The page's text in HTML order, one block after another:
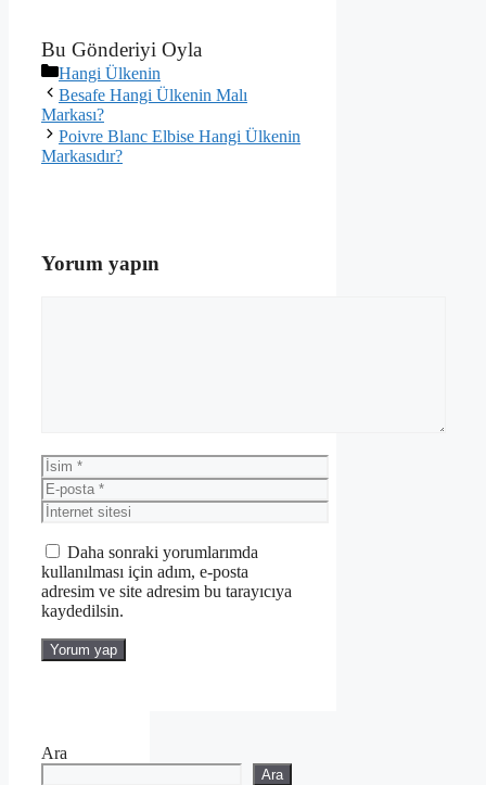
Bu Gönderiyi Oyla
Kategoriler
Hangi Ülkenin
Besafe Hangi Ülkenin Malı
Markası?
Poivre Blanc Elbise Hangi Ülkenin
Markasıdır?
Yorum yapın
İsim
E-
posta
İnternet
sitesi
Daha sonraki yorumlarımda
kullanılması için adım, e-posta
adresim ve site adresim bu tarayıcıya
kaydedilsin.
Ara
Ara